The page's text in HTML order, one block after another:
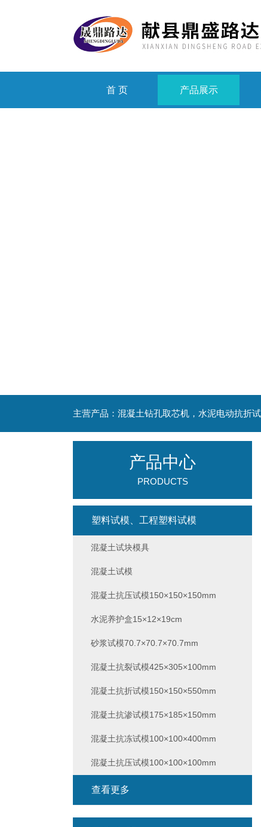
首 页 产品展示
产品中心
PRODUCTS
塑料试模、工程塑料试模
混凝土试块模具
混凝土试模
混凝土抗压试模150×150×150mm
水泥养护盒15×12×19cm
砂浆试模70.7×70.7×70.7mm
混凝土抗裂试模425×305×100mm
混凝土抗折试模150×150×550mm
混凝土抗渗试模175×185×150mm
混凝土抗冻试模100×100×400mm
混凝土抗压试模100×100×100mm
查看更多